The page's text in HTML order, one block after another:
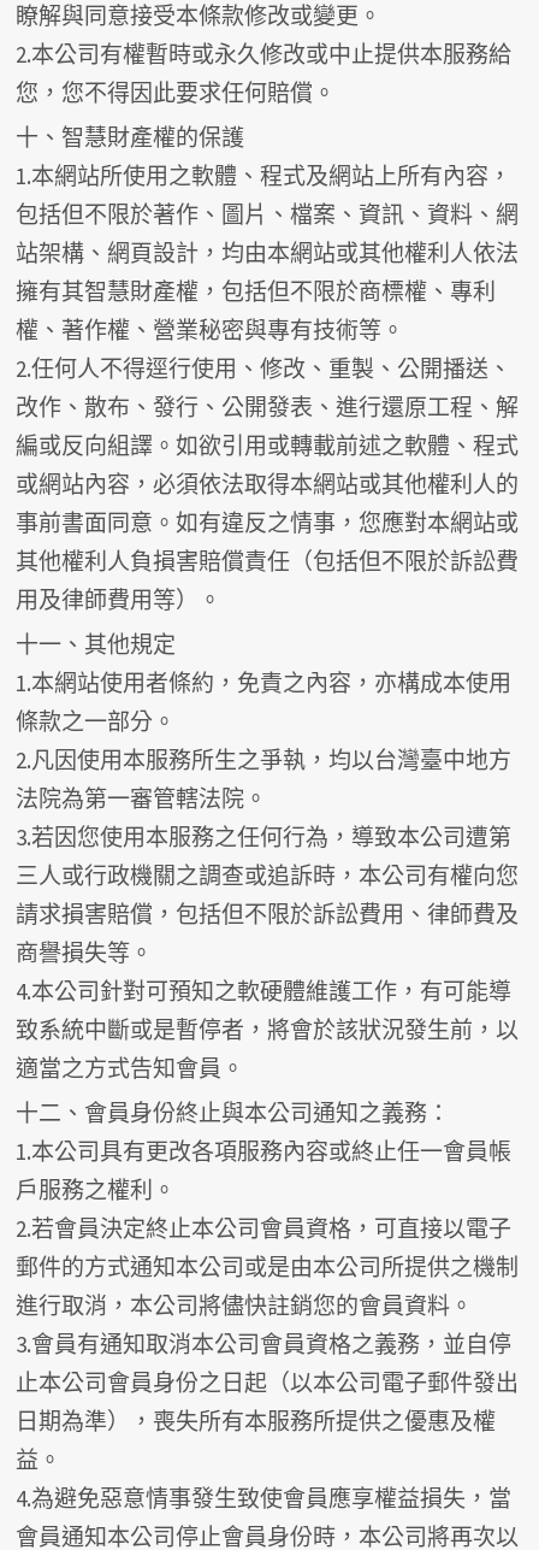
瞭解與同意接受本條款修改或變更。
2.本公司有權暫時或永久修改或中止提供本服務給
您，您不得因此要求任何賠償。
十、智慧財產權的保護
1.本網站所使用之軟體、程式及網站上所有內容，
包括但不限於著作、圖片、檔案、資訊、資料、網
站架構、網頁設計，均由本網站或其他權利人依法
擁有其智慧財產權，包括但不限於商標權、專利
權、著作權、營業秘密與專有技術等。
2.任何人不得逕行使用、修改、重製、公開播送、
改作、散布、發行、公開發表、進行還原工程、解
編或反向組譯。如欲引用或轉載前述之軟體、程式
或網站內容，必須依法取得本網站或其他權利人的
事前書面同意。如有違反之情事，您應對本網站或
其他權利人負損害賠償責任（包括但不限於訴訟費
用及律師費用等）。
十一、其他規定
1.本網站使用者條約，免責之內容，亦構成本使用
條款之一部分。
2.凡因使用本服務所生之爭執，均以台灣臺中地方
法院為第一審管轄法院。
3.若因您使用本服務之任何行為，導致本公司遭第
三人或行政機關之調查或追訴時，本公司有權向您
請求損害賠償，包括但不限於訴訟費用、律師費及
商譽損失等。
4.本公司針對可預知之軟硬體維護工作，有可能導
致系統中斷或是暫停者，將會於該狀況發生前，以
適當之方式告知會員。
十二、會員身份終止與本公司通知之義務：
1.本公司具有更改各項服務內容或終止任一會員帳
戶服務之權利。
2.若會員決定終止本公司會員資格，可直接以電子
郵件的方式通知本公司或是由本公司所提供之機制
進行取消，本公司將儘快註銷您的會員資料。
3.會員有通知取消本公司會員資格之義務，並自停
止本公司會員身份之日起（以本公司電子郵件發出
日期為準），喪失所有本服務所提供之優惠及權
益。
4.為避免惡意情事發生致使會員應享權益損失，當
會員通知本公司停止會員身份時，本公司將再次以